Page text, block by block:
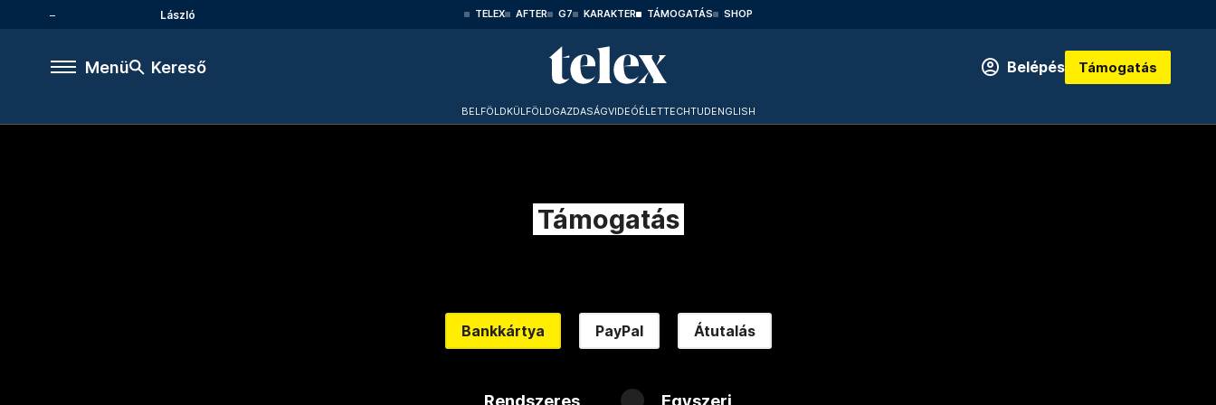
László TELEX AFTER G7 KARAKTER TÁMOGATÁS SHOP
Menü Kereső Belépés Támogatás
BELFÖLDKÜLFÖLDGAZDASÁGVIDEÓÉLETTECHTUDENGLISH
Támogatás
Bankkártya PayPal Átutalás
Rendszeres Egyszeri